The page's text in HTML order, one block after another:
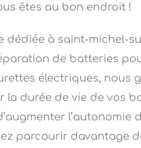
êtes au bon endroit !
dédiée à saint-michel-
de batteries
électriques, nous
durée de vie de vos
l’autonomie
parcourir davantage